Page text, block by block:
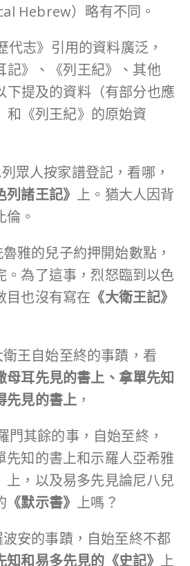
Hebrew）略有不同。
代志》引用的資料廣泛，
記》、《列王紀》、其他
下提及的資料（有部分也應
和《列王紀》的原始資
眾人按家譜登記，看哪，
列諸王記》 上。猶大人因背
。
雅的兒子約押開始數點，
。為了這事，烈怒臨到以色
目也沒有寫在 《大衛王記》
王自始至終的事蹟，看
母耳先見的書上、拿單先知
先見的書上 ，
門其餘的事，自始至終，
先知的書上和示羅人亞希雅
上，以及易多先見論尼八兒
《默示書》 上嗎？
安的事蹟，自始至終不都
知和易多先見的《史記》 上